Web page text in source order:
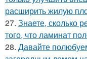
расширить жилую
27. Знаете, сколько
того, что ламинат
28. Давайте